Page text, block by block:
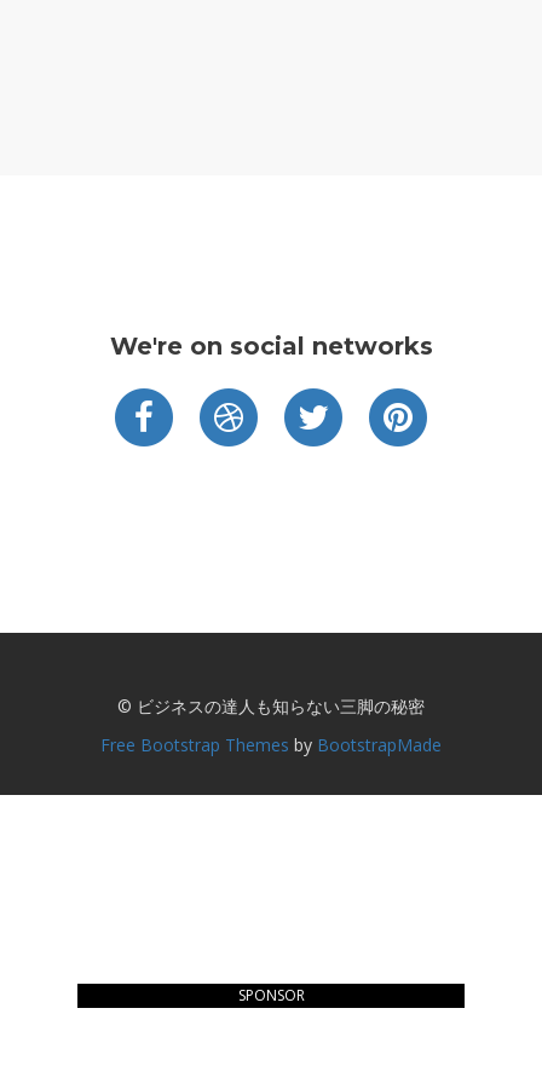
We're on social networks
© ビジネスの達人も知らない三脚の秘密
Free Bootstrap Themes by BootstrapMade
SPONSOR